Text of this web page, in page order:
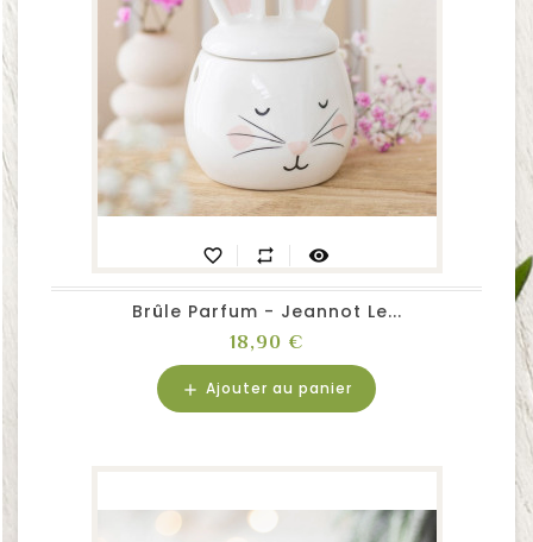
favorite_border repeat visibility
Brûle Parfum - Jeannot Le...
Prix
18,90 €
add Ajouter au panier